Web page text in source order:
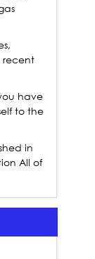
recent
have
to the
in
All of